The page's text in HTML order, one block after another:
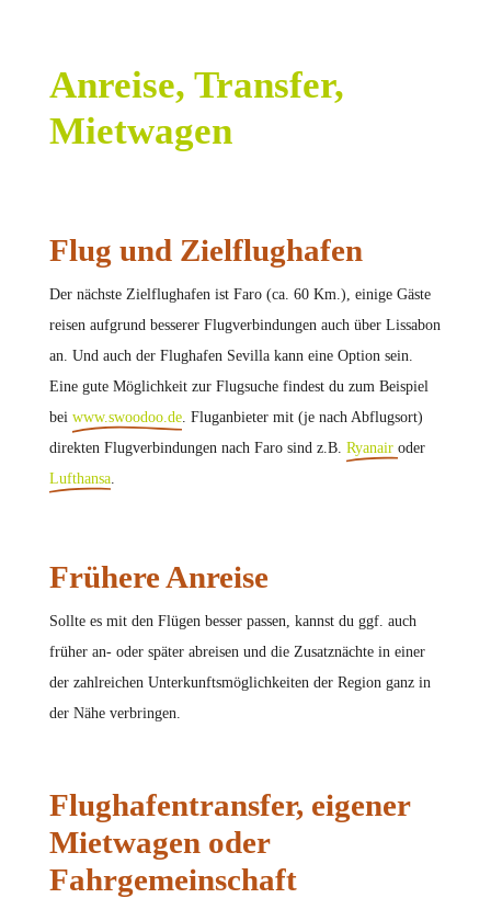
Anreise, Transfer,
Mietwagen
Flug und Zielflughafen
Der nächste Zielflughafen ist Faro (ca. 60 Km.), einige Gäste
reisen aufgrund besserer Flugverbindungen auch über Lissabon
an. Und auch der Flughafen Sevilla kann eine Option sein.
Eine gute Möglichkeit zur Flugsuche findest du zum Beispiel
bei www.swoodoo.de. Fluganbieter mit (je nach Abflugsort)
direkten Flugverbindungen nach Faro sind z.B. Ryanair oder
Lufthansa.
Frühere Anreise
Sollte es mit den Flügen besser passen, kannst du ggf. auch
früher an- oder später abreisen und die Zusatznächte in einer
der zahlreichen Unterkunftsmöglichkeiten der Region ganz in
der Nähe verbringen.
Flughafentransfer, eigener
Mietwagen oder
Fahrgemeinschaft